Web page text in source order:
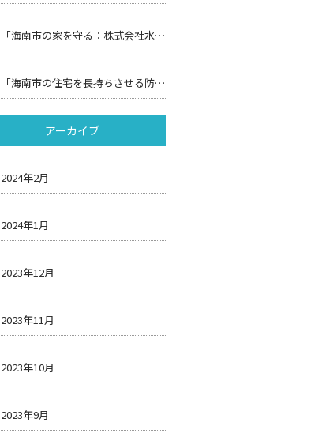
「海南市の家を守る：株式会社水間による防水工事と雨漏りの解決策」
「海南市の住宅を長持ちさせる防水と雨漏り対策：株式会社水間の解決策」
アーカイブ
2024年2月
2024年1月
2023年12月
2023年11月
2023年10月
2023年9月